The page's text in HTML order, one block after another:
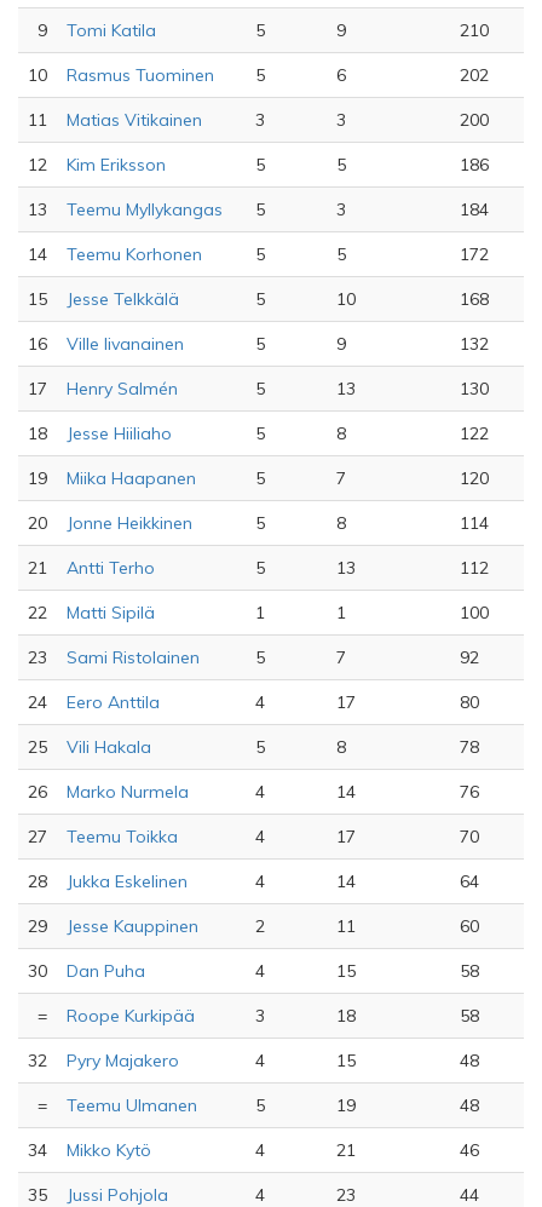
9 Tomi Katila 5 9 210
10 Rasmus Tuominen 5 6 202
11 Matias Vitikainen 3 3 200
12 Kim Eriksson 5 5 186
13 Teemu Myllykangas 5 3 184
14 Teemu Korhonen 5 5 172
15 Jesse Telkkälä 5 10 168
16 Ville Iivanainen 5 9 132
17 Henry Salmén 5 13 130
18 Jesse Hiiliaho 5 8 122
19 Miika Haapanen 5 7 120
20 Jonne Heikkinen 5 8 114
21 Antti Terho 5 13 112
22 Matti Sipilä 1 1 100
23 Sami Ristolainen 5 7 92
24 Eero Anttila 4 17 80
25 Vili Hakala 5 8 78
26 Marko Nurmela 4 14 76
27 Teemu Toikka 4 17 70
28 Jukka Eskelinen 4 14 64
29 Jesse Kauppinen 2 11 60
30 Dan Puha 4 15 58
= Roope Kurkipää 3 18 58
32 Pyry Majakero 4 15 48
= Teemu Ulmanen 5 19 48
34 Mikko Kytö 4 21 46
35 Jussi Pohjola 4 23 44